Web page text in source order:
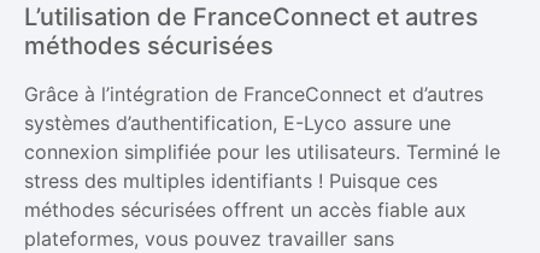
L’utilisation de FranceConnect et autres
méthodes sécurisées
Grâce à l’intégration de FranceConnect et d’autres
systèmes d’authentification, E-Lyco assure une
connexion simplifiée pour les utilisateurs. Terminé le
stress des multiples identifiants ! Puisque ces
méthodes sécurisées offrent un accès fiable aux
plateformes, vous pouvez travailler sans